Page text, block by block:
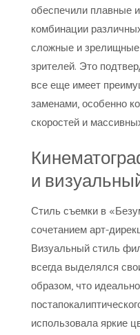
обеспечили плавные
комбинации
сложные и
зрителей. Это
все еще имеет
заменами, особенно
скоростей и
и
Стиль съемки в
сочетанием арт-
Визуальный стиль
всегда выделялся
образом, что
использовала яркие